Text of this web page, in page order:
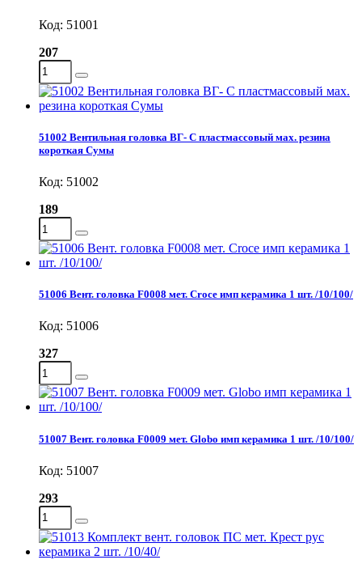
Код: 51001
207
51002 Вентильная головка ВГ- С пластмассовый мах. резина
короткая Сумы
Код: 51002
189
51006 Вент. головка F0008 мет. Croce имп керамика 1 шт. /10/100/
Код: 51006
327
51007 Вент. головка F0009 мет. Globo имп керамика 1 шт. /10/100/
Код: 51007
293